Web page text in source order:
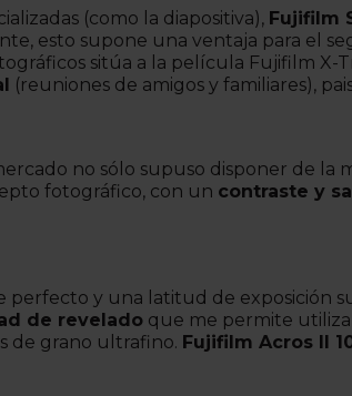
(como la diapositiva), Fujifilm
esto supone una ventaja para el
sitúa a la película Fujifilm X-
(reuniones de amigos y familiares),
no sólo supuso disponer de la
fotográfico, con un contraste y
y una latitud de exposición
de revelado que me permite
de grano ultrafino. Fujifilm Acros II